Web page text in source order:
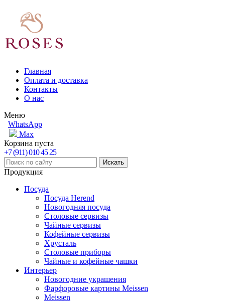
Главная
Оплата и доставка
Контакты
О нас
Меню
WhatsApp
Max
Корзина пуста
+7 (911) 010 45 25
Продукция
Посуда
Посуда Herend
Новогодняя посуда
Столовые сервизы
Чайные сервизы
Кофейные сервизы
Хрусталь
Столовые приборы
Чайные и кофейные чашки
Интерьер
Новогодние украшения
Фарфоровые картины Meissen
Meissen